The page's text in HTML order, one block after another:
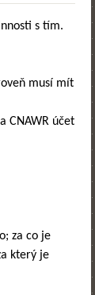
s tím.
musí mít
CNAWR účet
za co je
který je